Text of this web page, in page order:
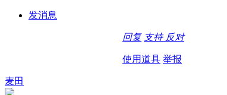
发消息
回复 支持 反对
使用道具 举报
麦田